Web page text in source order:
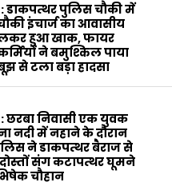
डाकपत्थर पुलिस चौकी में
इंचार्ज का आवासीय
हुआ खाक, फायर
ने बमुश्किल पाया
से टला बड़ा हादसा
छरबा निवासी एक युवक
नदी में नहाने के दौरान
ने डाकपत्थर बैराज से
संग कटापत्थर घूमने
चौहान